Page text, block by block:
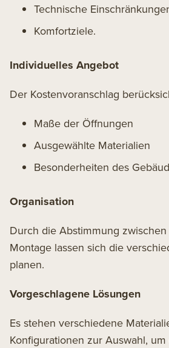
Technische
Komfortziele.
Individuelles Angebot
Der Kostenvoranschlag
Maße der Öffnungen
Ausgewählte Materialien
Besonderheiten des
Organisation
Durch die Abstimmung
Montage lassen sich die
planen.
Vorgeschlagene Lösungen
Es stehen verschiedene
Konfigurationen zur Auswahl,